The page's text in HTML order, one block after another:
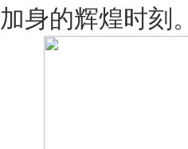
加身的辉煌时刻。